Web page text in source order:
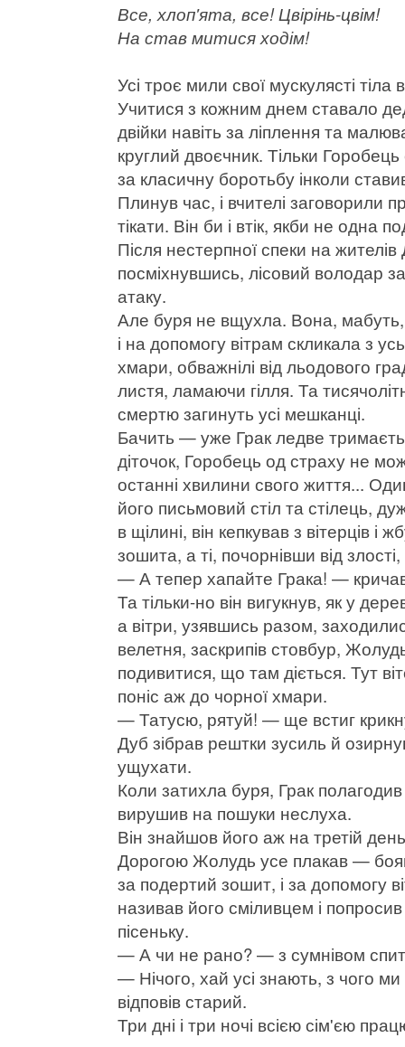
Все, хлоп'ята, все! Цвірінь-цвім!
На став митися ходім!
Усі троє мили свої мускулясті тіла
Учитися з кожним днем ставало
двійки навіть за ліплення та
круглий двоєчник. Тільки
за класичну боротьбу інколи
Плинув час, і вчителі заговорили
тікати. Він би і втік, якби не одна
Після нестерпної спеки на
посміхнувшись, лісовий володар
атаку.
Але буря не вщухла. Вона,
і на допомогу вітрам скликала з
хмари, обважнілі від льодового
листя, ламаючи гілля. Та
смертю загинуть усі мешканці.
Бачить — уже Грак ледве
діточок, Горобець од страху не
останні хвилини свого життя...
його письмовий стіл та стілець,
в щілині, він кепкував з вітерців і
зошита, а ті, почорнівши від
— А тепер хапайте Грака! —
Та тільки-но він вигукнув, як у
а вітри, узявшись разом,
велетня, заскрипів стовбур,
подивитися, що там діється. Тут
поніс аж до чорної хмари.
— Татусю, рятуй! — ще встиг
Дуб зібрав рештки зусиль й
ущухати.
Коли затихла буря, Грак
вирушив на пошуки неслуха.
Він знайшов його аж на третій
Дорогою Жолудь усе плакав —
за подертий зошит, і за допомогу
називав його сміливцем і
пісеньку.
— А чи не рано? — з сумнівом
— Нічого, хай усі знають, з чого
відповів старий.
Три дні і три ночі всією сім'єю